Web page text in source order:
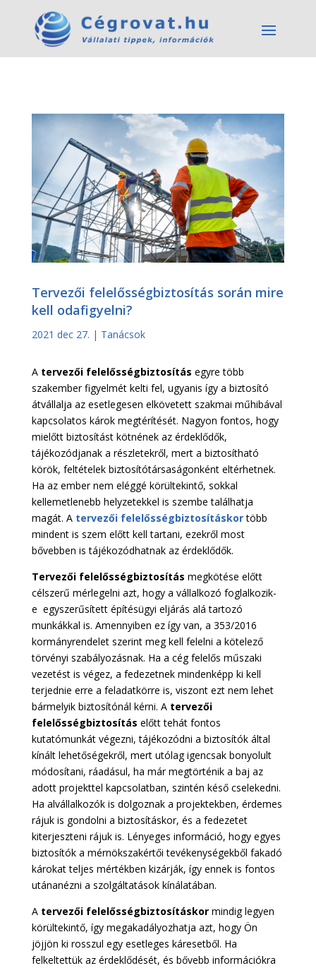
Tervezői felelősségbiztosítás során mire
kell odafigyelni?
2021 dec 27. | Tanácsok
Atervezői felelősségbiztosítás egyre több
szakember figyelmét kelti fel, ugyanis így a biztosító
átvállalja az esetlegesen elkövetett szakmai műhibával
kapcsolatos károk megtérítését. Nagyon fontos, hogy
mielőtt biztosítást kötnének az érdeklődők,
tájékozódjanak a részletekről, mert a biztosítható
körök, feltételek biztosítótársaságonként eltérhetnek.
Ha az ember nem eléggé körültekintő, sokkal
kellemetlenebb helyzetekkel is szembe találhatja
magát. A tervezői felelősségbiztosításkortöbb
mindent is szem előtt kell tartani, ezekről most
bővebben is tájékozódhatnak az érdeklődők.
Tervezői felelősségbiztosítás megkötése előtt
célszerű mérlegelni azt, hogy a vállalkozó foglalkozik-
e egyszerűsített építésügyi eljárás alá tartozó
munkákkal is. Amennyiben ez így van, a 353/2016
kormányrendelet szerint meg kell felelni a kötelező
törvényi szabályozásnak. Ha a cég felelős műszaki
vezetést is végez, a fedezetnek mindenképp ki kell
terjednie erre a feladatkörre is, viszont ezt nem lehet
bármelyik biztosítónál kérni. A tervezői
felelősségbiztosítás előtt tehát fontos
kutatómunkát végezni, tájékozódni a biztosítók által
kínált lehetőségekről, mert utólag igencsak bonyolult
módosítani, ráadásul, ha már megtörténik a baj az
adott projekttel kapcsolatban, szintén késő cselekedni.
Ha alvállalkozók is dolgoznak a projektekben, érdemes
rájuk is gondolni a biztosításkor, és a fedezetet
kiterjeszteni rájuk is. Lényeges információ, hogy egyes
biztosítók a mérnökszakértői tevékenységekből fakadó
károkat teljes mértékben kizárják, így ennek is fontos
utánanézni a szolgáltatások kínálatában.
A tervezői felelősségbiztosításkormindig legyen
körültekintő, így megakadályozhatja azt, hogy Ön
jöjjön ki rosszul egy esetleges káresetből. Ha
felkeltettük az érdeklődését, és bővebb információkra